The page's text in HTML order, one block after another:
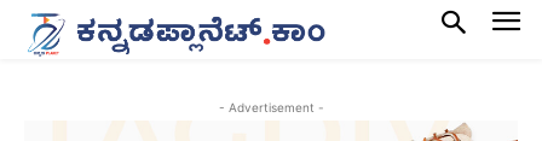
- Advertisement -